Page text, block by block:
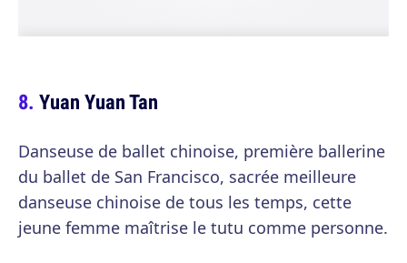
Yuan Yuan Tan
Danseuse de ballet chinoise, première ballerine
du ballet de San Francisco, sacrée meilleure
danseuse chinoise de tous les temps, cette
jeune femme maîtrise le tutu comme personne.